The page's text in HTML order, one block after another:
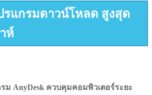
รแกรมดาวน์โหลด สูงสุด
ห์
รม AnyDesk ควบคุมคอมพิวเตอร์ระยะ